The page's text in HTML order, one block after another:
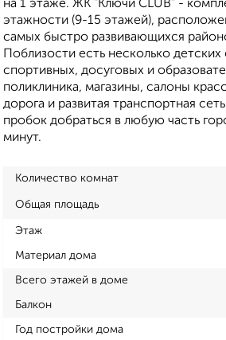
на 1 этаже. ЖК "Ключи CLUB" -
этажности (9-15 этажей),
самых быстро развивающихся
Поблизости есть несколько
спортивных, досуговых и
поликлиника, магазины, салоны
дорога и развитая транспортная
пробок добраться в любую часть
минут.
Количество комнат
Общая площадь
Этаж
Материал дома
Всего этажей в доме
Балкон
Год постройки дома